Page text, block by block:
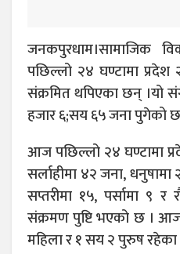
जनकपुरधाम।सामाजिक
पछिल्लो २४ घण्टामा
संक्रमित थपिएका छन् ।यो
हजार ६;सय ६५ जना पुगेको
आज पछिल्लो २४ घण्टामा
सर्लाहीमा ४२ जना, धनुषामा
सप्तरीमा १५, पर्सामा ९ र
संक्रमण पुष्टि भएको छ ।
महिला र १ सय २ पुरुष